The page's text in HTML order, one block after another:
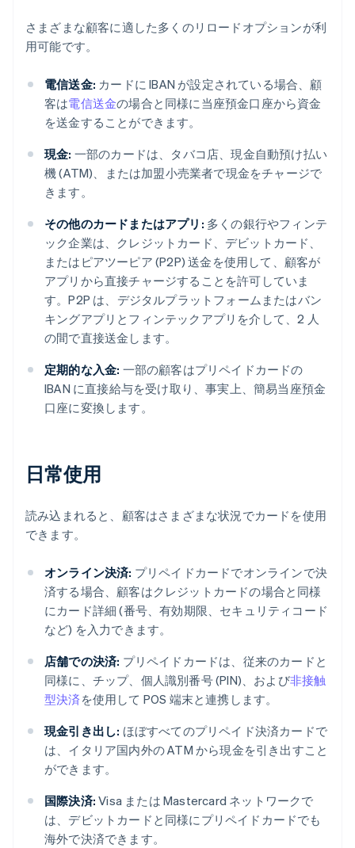
さまざまな顧客に適した多くのリロードオプションが利
用可能です。
電信送金: カードに IBAN が設定されている場合、顧
客は電信送金の場合と同様に当座預金口座から資金
を送金することができます。
現金: 一部のカードは、タバコ店、現金自動預け払い
機 (ATM)、または加盟小売業者で現金をチャージで
きます。
その他のカードまたはアプリ: 多くの銀行やフィンテ
ック企業は、クレジットカード、デビットカード、
またはピアツーピア (P2P) 送金を使用して、顧客が
アプリから直接チャージすることを許可していま
す。P2P は、デジタルプラットフォームまたはバン
キングアプリとフィンテックアプリを介して、2 人
の間で直接送金します。
定期的な入金: 一部の顧客はプリペイドカードの
IBAN に直接給与を受け取り、事実上、簡易当座預金
口座に変換します。
日常使用
読み込まれると、顧客はさまざまな状況でカードを使用
できます。
オンライン決済: プリペイドカードでオンラインで決
済する場合、顧客はクレジットカードの場合と同様
にカード詳細 (番号、有効期限、セキュリティコード
など) を入力できます。
店舗での決済: プリペイドカードは、従来のカードと
同様に、チップ、個人識別番号 (PIN)、および非接触
型決済 を使用して POS 端末と連携します。
現金引き出し: ほぼすべてのプリペイド決済カードで
は、イタリア国内外の ATM から現金を引き出すこと
ができます。
国際決済: Visa または Mastercard ネットワークで
は、デビットカードと同様にプリペイドカードでも
海外で決済できます。